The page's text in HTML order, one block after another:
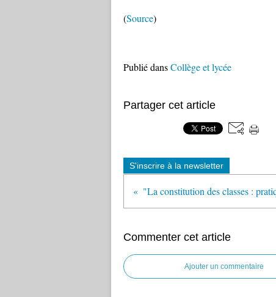
(Source)
Publié dansCollège et lycée
Partager cet article
S'inscrire à la newsletter
Commenter cet article
Ajouter un commentaire